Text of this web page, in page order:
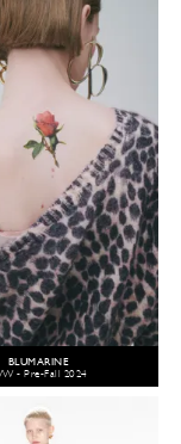
BLUMARINE
- Pre-Fall 2024